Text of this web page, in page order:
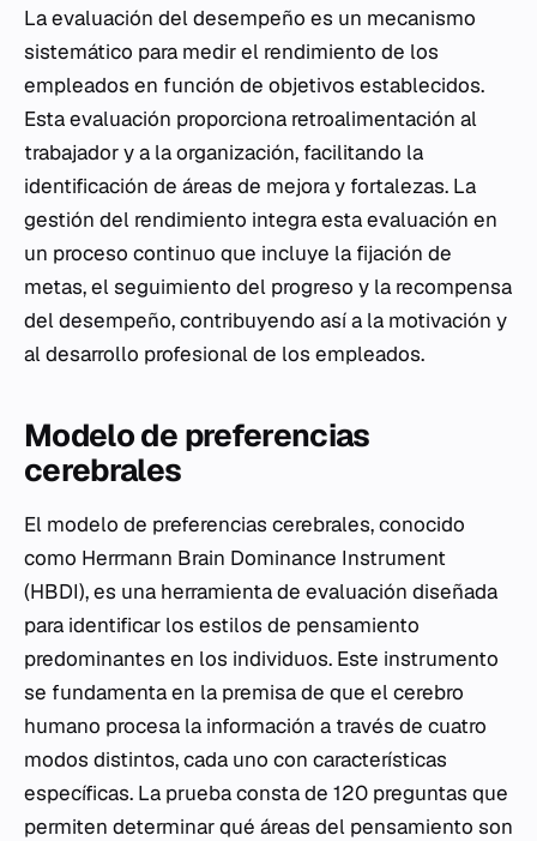
La evaluación del desempeño es un mecanismo
sistemático para medir el rendimiento de los
empleados en función de objetivos establecidos.
Esta evaluación proporciona retroalimentación al
trabajador y a la organización, facilitando la
identificación de áreas de mejora y fortalezas. La
gestión del rendimiento integra esta evaluación en
un proceso continuo que incluye la fijación de
metas, el seguimiento del progreso y la recompensa
del desempeño, contribuyendo así a la motivación y
al desarrollo profesional de los empleados.
Modelo de preferencias
cerebrales
El modelo de preferencias cerebrales, conocido
como Herrmann Brain Dominance Instrument
(HBDI), es una herramienta de evaluación diseñada
para identificar los estilos de pensamiento
predominantes en los individuos. Este instrumento
se fundamenta en la premisa de que el cerebro
humano procesa la información a través de cuatro
modos distintos, cada uno con características
específicas. La prueba consta de 120 preguntas que
permiten determinar qué áreas del pensamiento son